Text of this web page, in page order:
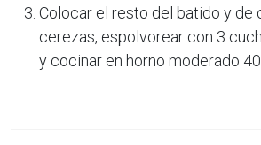
Colocar el resto del batido y de
cerezas, espolvorear con 3
y cocinar en horno moderado